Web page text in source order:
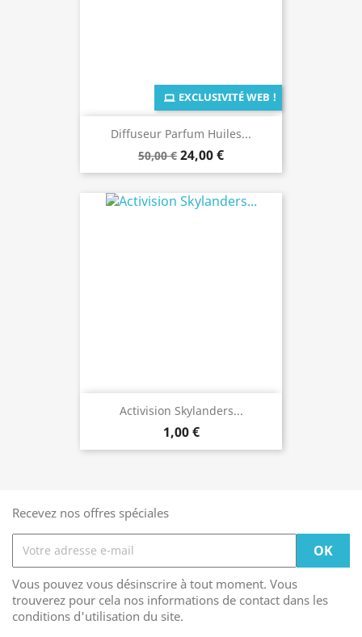
Diffuseur Parfum Huiles...
50,00 € 24,00 €
EXCLUSIVITÉ WEB !
Activision Skylanders...
1,00 €
Recevez nos offres spéciales
Vous pouvez vous désinscrire à tout moment. Vous
trouverez pour cela nos informations de contact dans les
conditions d'utilisation du site.